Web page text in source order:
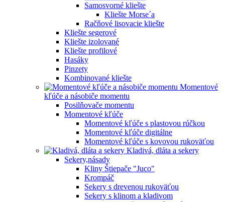
Samosvorné kliešte
Kliešte Morse´a
Račňové lisovacie kliešte
Kliešte segerové
Kliešte izolované
Kliešte profilové
Hasáky
Pinzety
Kombinované kliešte
Momentové
kľúče a násobiče momentu
Posilňovače momentu
Momentové kľúče
Momentové kľúče s plastovou rúčkou
Momentové kľúče digitálne
Momentové kľúče s kovovou rukoväťou
Kladivá, dláta a sekery
Sekery,násady
Kliny Štiepače "Juco"
Krompáč
Sekery s drevenou rukoväťou
Sekery s klinom a kladivom